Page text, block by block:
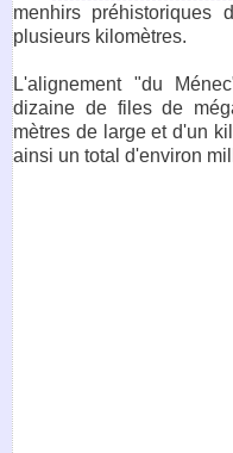
menhirs préhistoriques
plusieurs kilomètres.
L'alignement "du
dizaine de files de
mètres de large et d'un
ainsi un total d'environ